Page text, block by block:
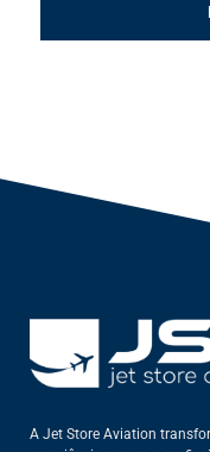
A Jet Store Aviation